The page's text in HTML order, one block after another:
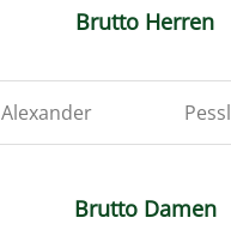
Brutto Herren
Alexander Pessl
Brutto Damen